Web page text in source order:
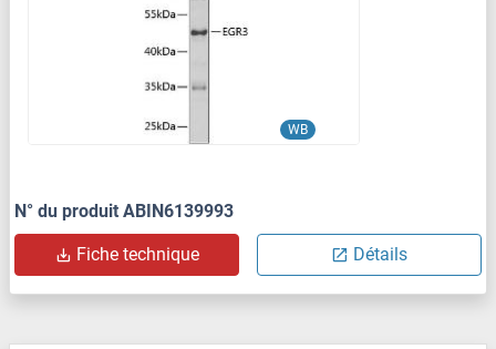
WB
N° du produit ABIN6139993
Fiche technique Détails